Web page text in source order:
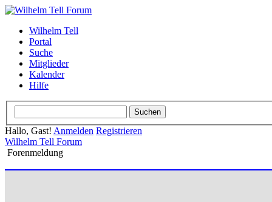
Wilhelm Tell
Portal
Suche
Mitglieder
Kalender
Hilfe
Hallo, Gast! Anmelden Registrieren
Wilhelm Tell Forum
Forenmeldung